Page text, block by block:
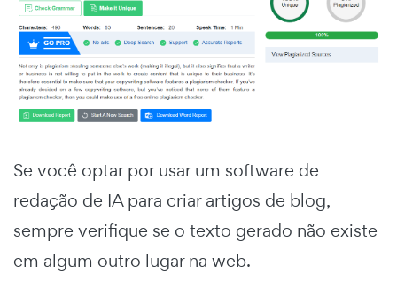
Se você optar por usar um software de
redação de IA para criar artigos de blog,
sempre verifique se o texto gerado não existe
em algum outro lugar na web.